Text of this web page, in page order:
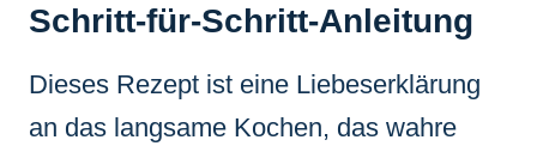
Schritt-für-Schritt-Anleitung
Dieses Rezept ist eine Liebeserklärung
an das langsame Kochen, das wahre